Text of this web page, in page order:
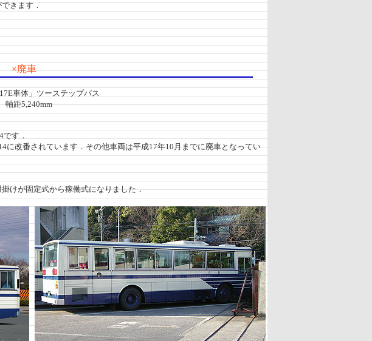
きます．
×廃車
車体」ツーステップバス
す．
改番されています．その他車両は平成17年10月までに廃車となってい
けが固定式から稼働式になりました．